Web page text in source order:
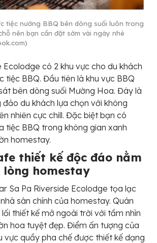
tiệc nướng BBQ bên dòng suối luôn trong
nên bạn cần đặt sớm vài ngày nhé
Ecolodge có 2 khu vực cho du khách
tiệc BBQ. Đầu tiên là khu vực BBQ
bên dòng suối Mường Hoa. Đây là
du khách lựa chọn với không
nhiên cực chill. Đặc biệt bạn có
tiệc BBQ trong không gian xanh
homestay.
thiết kế độc đáo nằm
homestay
Sa Pa Riverside Ecolodge tọa lạc
sàn chính của homestay. Quán
thiết kế mở ngoài trời với tầm nhìn
hoa tuyệt đẹp. Điểm ấn tượng của
vực quầy pha chế được thiết kế dạng